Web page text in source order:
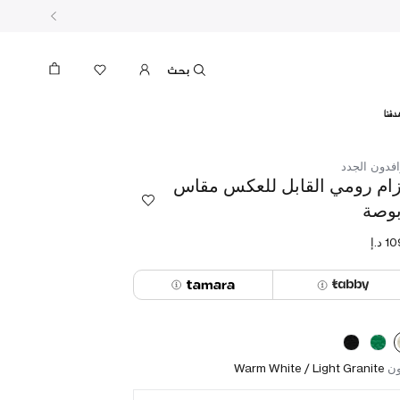
الجدد
رومي القابل للعكس مقاس
Warm White / Light Granite